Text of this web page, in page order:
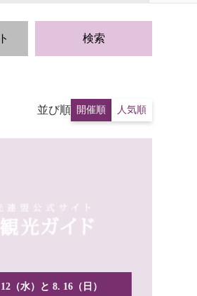
検索
並び順 開催順 人気順
（水）と 8. 16（日）